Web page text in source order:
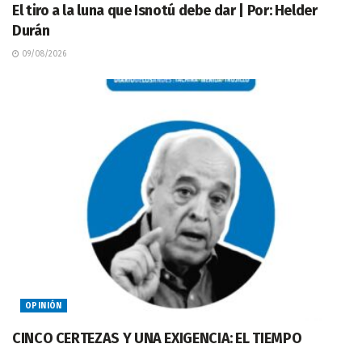
El tiro a la luna que Isnotú debe dar | Por: Helder
Durán
09/08/2026
OPINIÓN
CINCO CERTEZAS Y UNA EXIGENCIA: EL TIEMPO